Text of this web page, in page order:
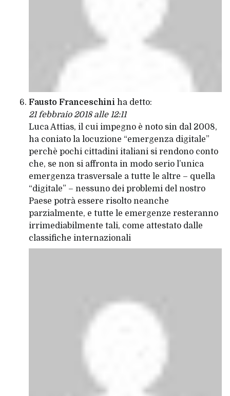
Fausto Franceschini ha detto:
21 febbraio 2018 alle 12:11
Luca Attias, il cui impegno è noto sin dal 2008,
ha coniato la locuzione “emergenza digitale”
perchè pochi cittadini italiani si rendono conto
che, se non si affronta in modo serio l’unica
emergenza trasversale a tutte le altre – quella
“digitale” – nessuno dei problemi del nostro
Paese potrà essere risolto neanche
parzialmente, e tutte le emergenze resteranno
irrimediabilmente tali, come attestato dalle
classifiche internazionali